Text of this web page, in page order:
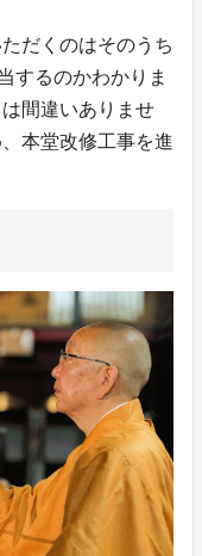
だくのはそのうち
するのかわかりま
間違いありませ
本堂改修工事を進